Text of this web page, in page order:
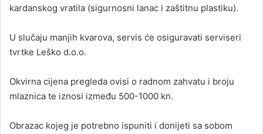
kardanskog vratila (sigurnosni lanac i zaštitnu plastiku).
U slučaju manjih kvarova, servis će osiguravati serviseri
tvrtke Leško d.o.o.
Okvirna cijena pregleda ovisi o radnom zahvatu i broju
mlaznica te iznosi između 500-1000 kn.
Obrazac kojeg je potrebno ispuniti i donijeti sa sobom